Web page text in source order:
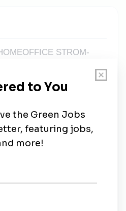
STROM-
BAYERN) •2d ago
STROM-
16,00 € /h
16,00 € /h